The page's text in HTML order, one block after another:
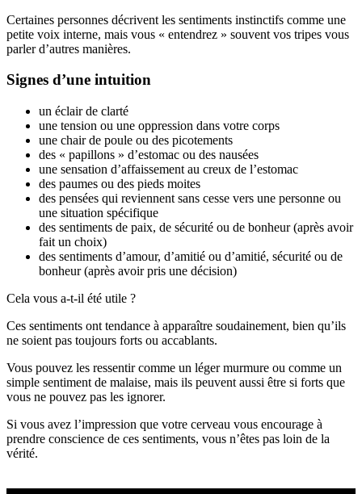
Certaines personnes décrivent les sentiments instinctifs comme une
petite voix interne, mais vous « entendrez » souvent vos tripes vous
parler d’autres manières.
Signes d’une intuition
un éclair de clarté
une tension ou une oppression dans votre corps
une chair de poule ou des picotements
des « papillons » d’estomac ou des nausées
une sensation d’affaissement au creux de l’estomac
des paumes ou des pieds moites
des pensées qui reviennent sans cesse vers une personne ou
une situation spécifique
des sentiments de paix, de sécurité ou de bonheur (après avoir
fait un choix)
des sentiments d’amour, d’amitié ou d’amitié, sécurité ou de
bonheur (après avoir pris une décision)
Cela vous a-t-il été utile ?
Ces sentiments ont tendance à apparaître soudainement, bien qu’ils
ne soient pas toujours forts ou accablants.
Vous pouvez les ressentir comme un léger murmure ou comme un
simple sentiment de malaise, mais ils peuvent aussi être si forts que
vous ne pouvez pas les ignorer.
Si vous avez l’impression que votre cerveau vous encourage à
prendre conscience de ces sentiments, vous n’êtes pas loin de la
vérité.